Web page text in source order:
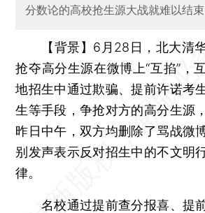
分数论的高校抢生源大战就难以结束
【背景】6月28日，北大清华
抢夺高分生源在微博上“互掐”，
地招生中通过欺骗、提前许诺考
生等手段，争抢对方的高分生源
昨日中午，双方均删除了骂战微
别发声表示反对招生中的不文明
律。
名校通过提前查分报喜、提